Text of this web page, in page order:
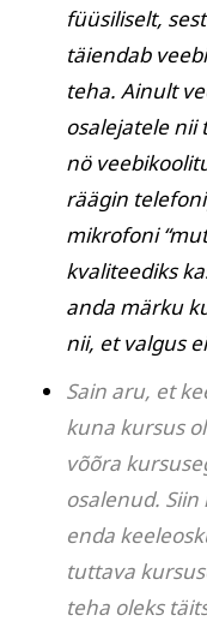
füüsiliselt,
täiendab
teha. Ainult
osalejatele nii
nö
räägin
mikrofoni “
kvaliteediks
anda märku
nii, et valgus
Sain aru, et
kuna kursus
võõra
osalenud.
enda
tuttava
teha oleks